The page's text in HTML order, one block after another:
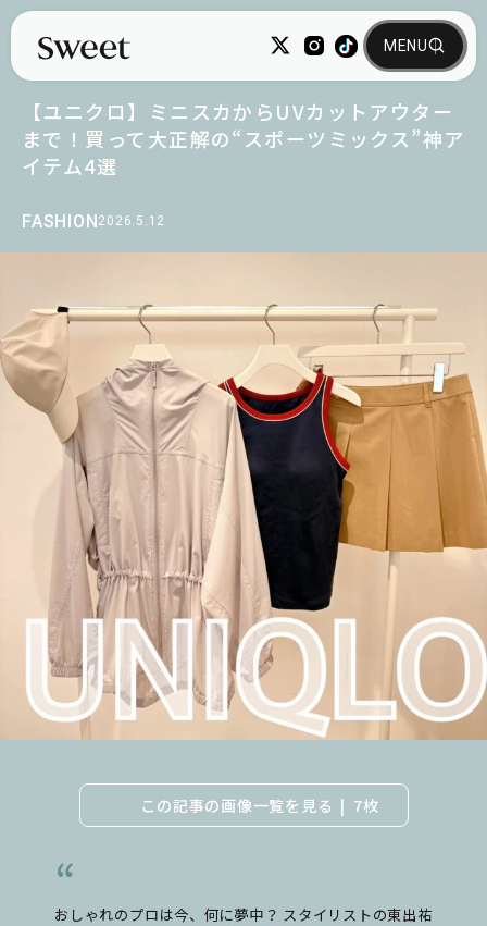
FASHION2026.5.12
【ユニクロ】ミニスカからUVカットアウター
まで！買って大正解の“スポーツミックス”神ア
イテム4選
この記事の画像一覧を見る 7枚
おしゃれのプロは今、何に夢中？ スタイリストの東出祐